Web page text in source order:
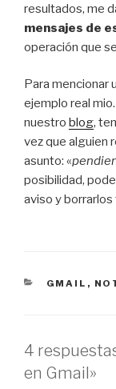
resultados, me
mensajes de
operación que
Para mencionar
ejemplo real
nuestro blog,
vez que alguien
asunto: «
posibilidad,
aviso y
GMAIL ,
4
en Gmail»